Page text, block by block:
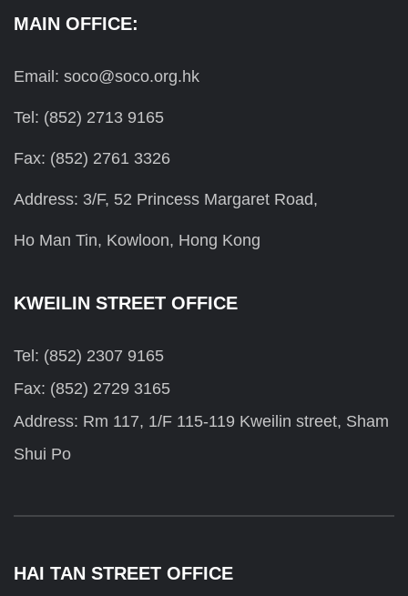
MAIN OFFICE:
Email: soco@soco.org.hk
Tel: (852) 2713 9165
Fax: (852) 2761 3326
Address: 3/F, 52 Princess Margaret Road,
Ho Man Tin, Kowloon, Hong Kong
KWEILIN STREET OFFICE
Tel: (852) 2307 9165
Fax: (852) 2729 3165
Address: Rm 117, 1/F 115-119 Kweilin street, Sham
Shui Po
HAI TAN STREET OFFICE